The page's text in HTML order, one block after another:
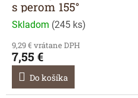
s perom 155°
Skladom (245 ks)
9,29 € vrátane DPH
7,55 €
Do košíka